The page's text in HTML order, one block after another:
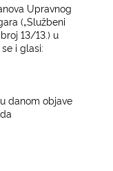
Upravnog
(„Službeni
13/13.) u
i glasi:
danom objave